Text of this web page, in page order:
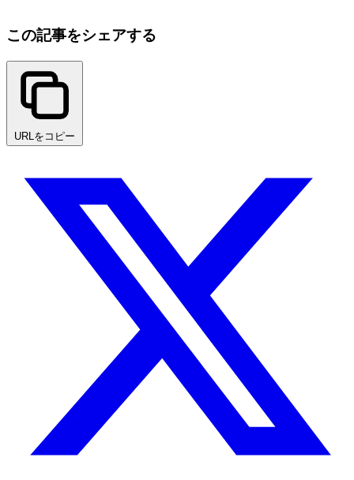
この記事をシェアする
URLをコピー